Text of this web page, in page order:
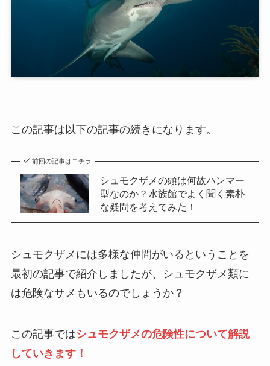
この記事は以下の記事の続きになります。
前回の記事はコチラ
シュモクザメの頭は何故ハンマー
型なのか？水族館でよく聞く素朴
な疑問を考えてみた！
シュモクザメには多様な仲間がいるということを
最初の記事で紹介しましたが、シュモクザメ類に
は危険なサメもいるのでしょうか？
この記事ではシュモクザメの危険性について解説
していきます！